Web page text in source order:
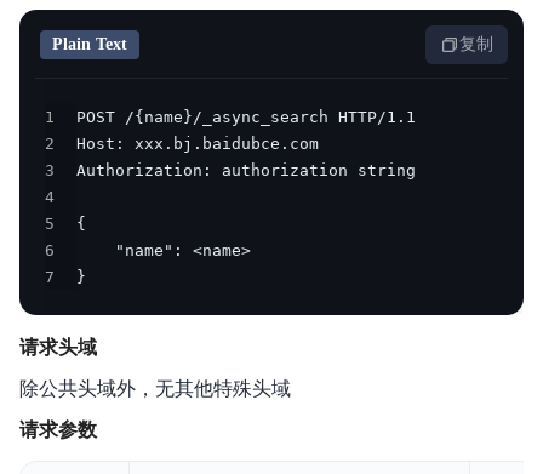
Plain Text 复制
1
2
3
4
5
6
7
}
请求头域
除公共头域外，无其他特殊头域
请求参数